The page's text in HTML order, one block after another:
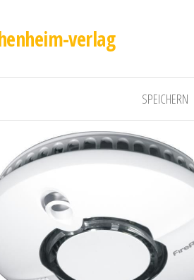
verlag
SPEICHERN